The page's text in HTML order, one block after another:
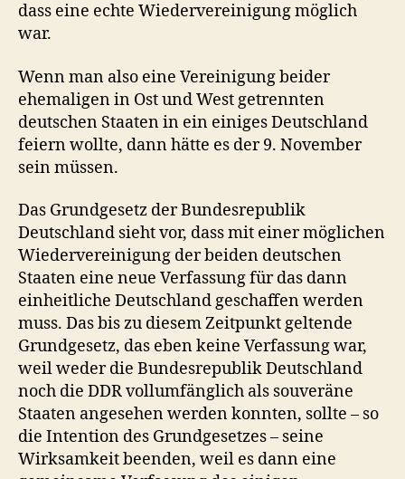
dass eine echte Wiedervereinigung möglich
war.
Wenn man also eine Vereinigung beider
ehemaligen in Ost und West getrennten
deutschen Staaten in ein einiges Deutschland
feiern wollte, dann hätte es der 9. November
sein müssen.
Das Grundgesetz der Bundesrepublik
Deutschland sieht vor, dass mit einer möglichen
Wiedervereinigung der beiden deutschen
Staaten eine neue Verfassung für das dann
einheitliche Deutschland geschaffen werden
muss. Das bis zu diesem Zeitpunkt geltende
Grundgesetz, das eben keine Verfassung war,
weil weder die Bundesrepublik Deutschland
noch die DDR vollumfänglich als souveräne
Staaten angesehen werden konnten, sollte – so
die Intention des Grundgesetzes – seine
Wirksamkeit beenden, weil es dann eine